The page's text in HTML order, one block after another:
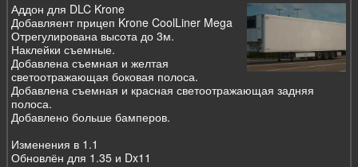
Аддон для DLC Krone
Добавляент прицеп Krone CoolLiner Mega
Отрегулирована высота до 3м.
Наклейки съемные.
Добавлена съемная и желтая
светоотражающая боковая полоса.
Добавлена съемная и красная светоотражающая задняя
полоса.
Добавлено больше бамперов.
Изменения в 1.1
Обновлён для 1.35 и Dx11